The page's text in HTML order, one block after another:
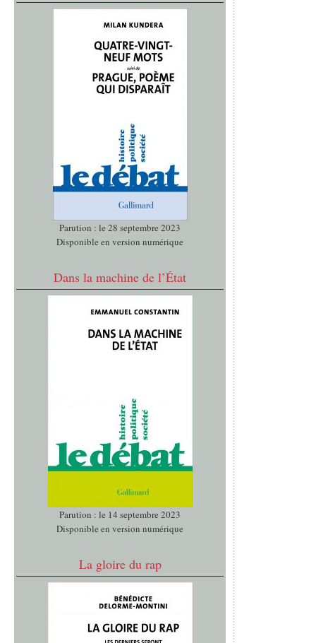
Parution : le 28 septembre 2023
Disponible en version numérique
Dans la machine de l’État
Parution : le 14 septembre 2023
Disponible en version numérique
La gloire du rap